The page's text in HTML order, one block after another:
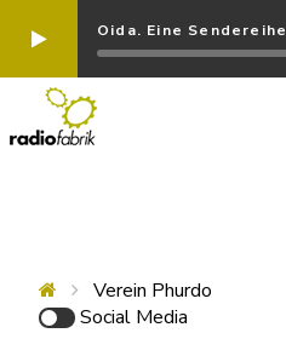
Oida. Eine Sendereihe
Verein Phurdo
Social Media